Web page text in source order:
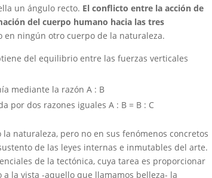
un ángulo recto. El conflicto entre la acción de
del cuerpo humano hacia las tres
en ningún otro cuerpo de la naturaleza.
del equilibrio entre las fuerzas verticales
mediante la razón A : B
por dos razones iguales A : B = B : C
naturaleza, pero no en sus fenómenos concretos
de las leyes internas e inmutables del arte.
de la tectónica, cuya tarea es proporcionar
la vista -aquello que llamamos belleza- la